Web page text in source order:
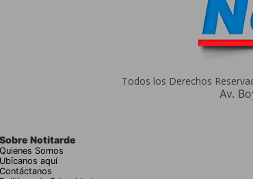
Todos los Derechos
Av.
Sobre Notitarde
Quienes Somos
Ubícanos aquí
Contáctanos